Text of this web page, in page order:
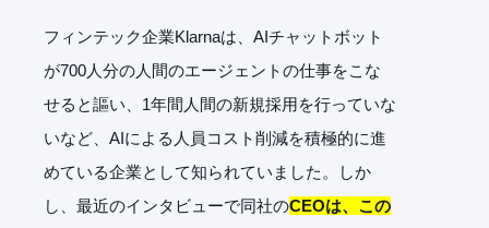
フィンテック企業Klarnaは、AIチャットボット
が700人分の人間のエージェントの仕事をこな
せると謳い、1年間人間の新規採用を行っていな
いなど、AIによる人員コスト削減を積極的に進
めている企業として知られていました。しか
し、最近のインタビューで同社のCEOは、この